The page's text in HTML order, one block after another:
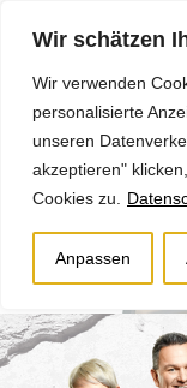
Wir schätzen
Wir verwenden
personalisierte
unseren
akzeptieren"
Cookies zu.
Anpassen